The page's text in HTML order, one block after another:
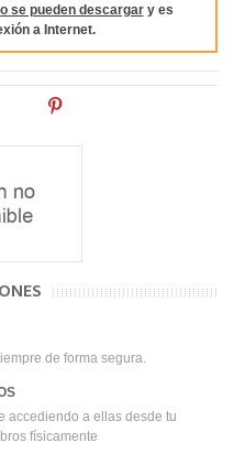
se pueden descargary es
a Internet.
de forma segura.
accediendo a ellas desde tu
físicamente